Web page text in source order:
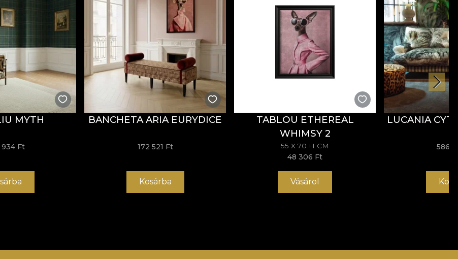
MYTH
934 Ft
BANCHETA ARIA EURYDICE
172 521 Ft
Kosárba
TABLOU ETHEREAL
WHIMSY 2
55 X 70 H CM
48 306 Ft
Vásárol
LUCANIA
586